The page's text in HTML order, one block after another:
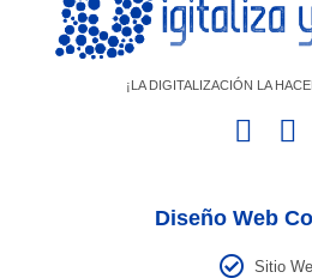
¡LA DIGITALIZACIÓN LA
Diseño Web
Sitio